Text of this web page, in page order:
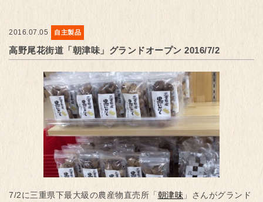
2016.07.05 自主製品
高野尾花街道「朝津味」グランドオープン 2016/7/2
7/2に三重県下最大級の農産物直売所「朝津味 」さんがグランド